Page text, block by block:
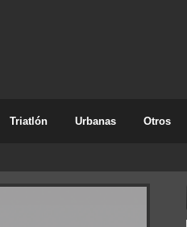
Triatlón Urbanas Otros